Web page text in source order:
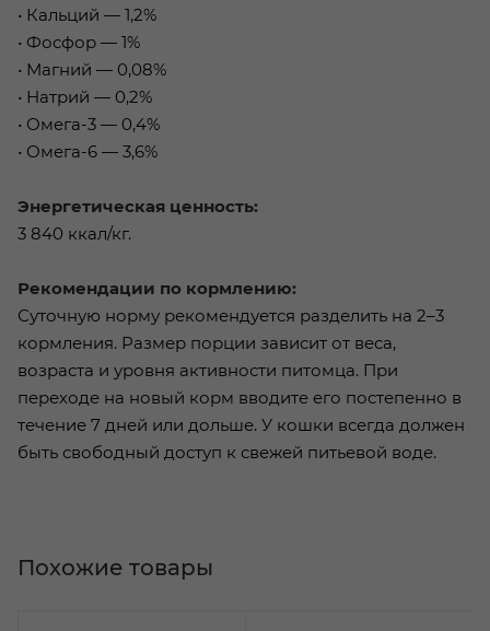
• Кальций — 1,2%
• Фосфор — 1%
• Магний — 0,08%
• Натрий — 0,2%
• Омега-3 — 0,4%
• Омега-6 — 3,6%
Энергетическая ценность:
3 840 ккал/кг.
Рекомендации по кормлению:
Суточную норму рекомендуется разделить на 2–3
кормления. Размер порции зависит от веса,
возраста и уровня активности питомца. При
переходе на новый корм вводите его постепенно в
течение 7 дней или дольше. У кошки всегда должен
быть свободный доступ к свежей питьевой воде.
Похожие товары